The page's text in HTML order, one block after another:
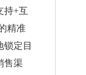
持+互
精准
定目
售渠